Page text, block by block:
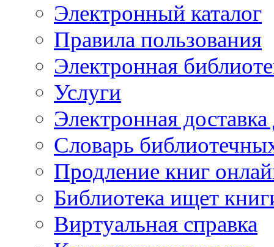
Электронный каталог
Правила пользования
Электронная
Услуги
Электронная
Словарь
Продление книг
Библиотека ищет
Виртуальная справка